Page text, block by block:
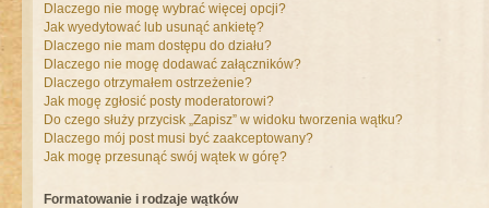
Dlaczego nie mogę wybrać więcej opcji?
Jak wyedytować lub usunąć ankietę?
Dlaczego nie mam dostępu do działu?
Dlaczego nie mogę dodawać załączników?
Dlaczego otrzymałem ostrzeżenie?
Jak mogę zgłosić posty moderatorowi?
Do czego służy przycisk „Zapisz” w widoku tworzenia wątku?
Dlaczego mój post musi być zaakceptowany?
Jak mogę przesunąć swój wątek w górę?
Formatowanie i rodzaje wątków